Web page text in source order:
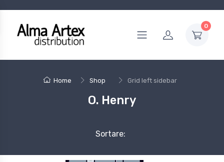
0
Home Shop Grid left sidebar
O. Henry
Sortare: